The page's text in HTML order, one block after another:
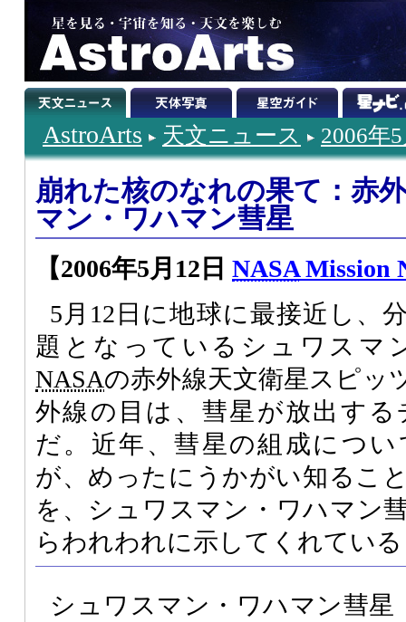
AstroArts 天文ニュース 2006年
崩れた核のなれの果て：赤
マン・ワハマン彗星
【2006年5月12日 NASAMission
5月12日に地球に最接近し、
題となっているシュワスマ
NASAの赤外線天文衛星スピッ
外線の目は、彗星が放出す
だ。近年、彗星の組成につ
が、めったにうかがい知るこ
を、シュワスマン・ワハマン
らわれわれに示してくれてい
シュワスマン・ワハマン彗星